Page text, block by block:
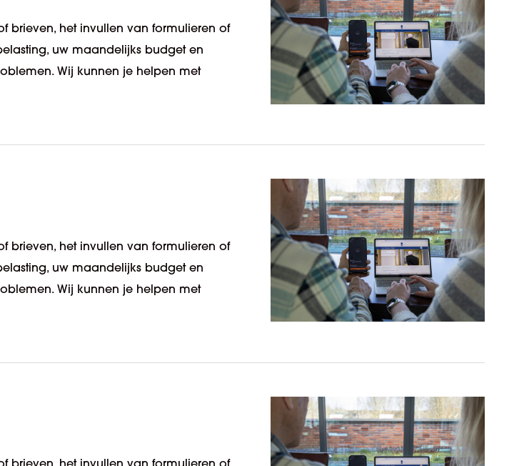
brieven, het invullen van formulieren of
uw maandelijks budget en
Wij kunnen je helpen met
brieven, het invullen van formulieren of
uw maandelijks budget en
Wij kunnen je helpen met